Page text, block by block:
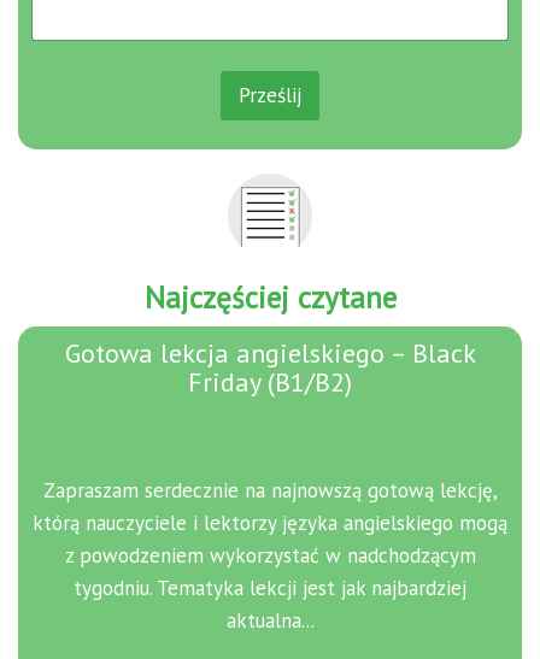
m
i
ę
I
i
ę
Prześlij
Najczęściej czytane
Gotowa lekcja angielskiego – Black
Friday (B1/B2)
Zapraszam serdecznie na najnowszą gotową lekcję,
którą nauczyciele i lektorzy języka angielskiego mogą
z powodzeniem wykorzystać w nadchodzącym
tygodniu. Tematyka lekcji jest jak najbardziej
aktualna...